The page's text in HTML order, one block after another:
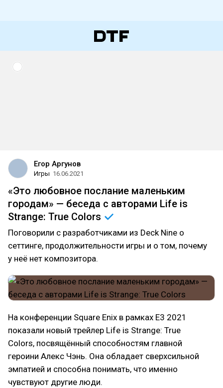
Егор Аргунов
Игры 16.06.2021
«Это любовное послание маленьким
городам» — беседа с авторами Life is
Strange: True Colors
Поговорили с разработчиками из Deck Nine о
сеттинге, продолжительности игры и о том, почему
у неё нет композитора.
На конференции Square Enix в рамках E3 2021
показали новый трейлер Life is Strange: True
Colors, посвящённый способностям главной
героини Алекс Чэнь. Она обладает сверхсильной
эмпатией и способна понимать, что именно
чувствуют другие люди.